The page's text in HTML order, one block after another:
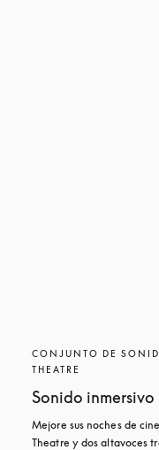
CONJUNTO DE
THEATRE
Sonido inmersivo
Mejore sus noches de
Theatre y dos altavoces